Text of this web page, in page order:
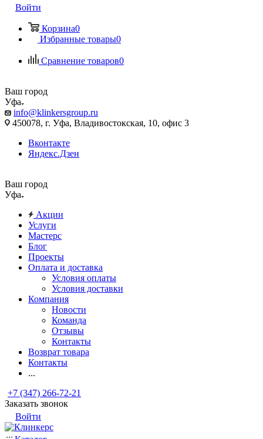
Войти
Корзина0
Избранные товары0
Сравнение товаров0
Ваш город
Уфа
info@klinkersgroup.ru
450078, г. Уфа, Владивостокская, 10, офис 3
Вконтакте
Яндекс.Дзен
Ваш город
Уфа
Акции
Услуги
Мастерс
Блог
Проекты
Оплата и доставка
Условия оплаты
Условия доставки
Компания
Новости
Команда
Отзывы
Контакты
Возврат товара
Контакты
...
+7 (347) 266-72-21
Заказать звонок
Войти